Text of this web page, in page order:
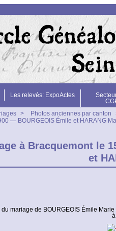
Les relevés: ExpoActes
> Photos anciennes par canton
— BOURGEOIS Émile et HARANG
à Bracquemont le
et
du mariage de BOURGEOIS Émile